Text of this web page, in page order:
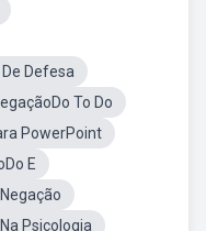
Defesa
To Do
PowerPoint
E
Psicologia